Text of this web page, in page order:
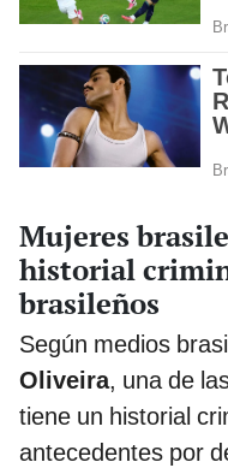
Mujeres
historial
brasileños
Según medios
Oliveira, una de
tiene un historial
antecedentes por